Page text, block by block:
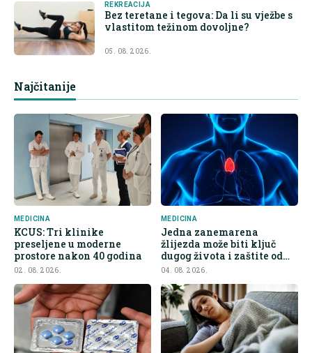
REKREACIJA
Bez teretane i tegova: Da li su vježbe s
vlastitom težinom dovoljne?
05. 08. 2026.
Najčitanije
MEDICINA
KCUS: Tri klinike
preseljene u moderne
prostore nakon 40 godina
02. 08. 2026.
MEDICINA
Jedna zanemarena
žlijezda može biti ključ
dugog života i zaštite od
raka
04. 08. 2026.